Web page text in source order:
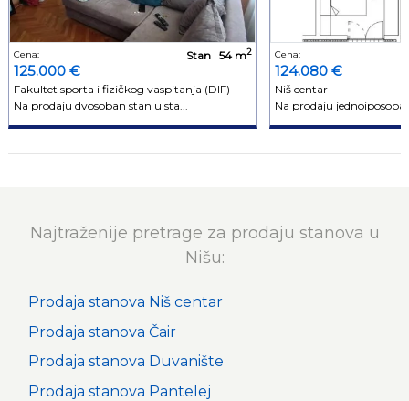
Cena:
125.000 €
Stan| 54 m2
Fakultet sporta i fizičkog vaspitanja (DIF)
Na prodaju dvosoban stan u sta...
Cena:
124.080 €
Niš centar
Na prodaju
Najtraženije pretrage za prodaju stanova u
Nišu:
Prodaja stanova Niš centar
Prodaja stanova Čair
Prodaja stanova Duvanište
Prodaja stanova Pantelej